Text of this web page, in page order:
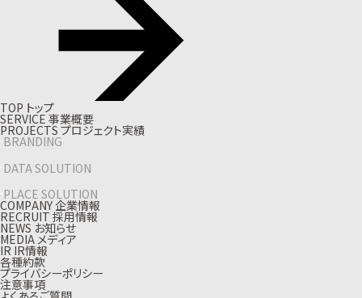
TOP トップ
SERVICE 事業概要
PROJECTS プロジェクト実績
BRANDING
DATA SOLUTION
PLACE SOLUTION
COMPANY企業情報
RECRUIT 採用情報
NEWS お知らせ
MEDIA メディア
IR IR情報
各種約款
プライバシーポリシー
注意事項